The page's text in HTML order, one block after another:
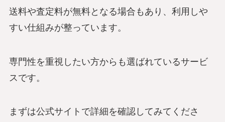
送料や査定料が無料となる場合もあり、利用しや
すい仕組みが整っています。
専門性を重視したい方からも選ばれているサービ
スです。
まずは公式サイトで詳細を確認してみてくださ